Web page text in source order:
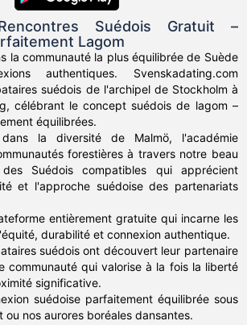
Suédois Gratuit –
Lagom
la communauté la plus équilibrée de Suède
authentiques. Svenskadating.com
suédois de l'archipel de Stockholm à
célébrant le concept suédois de lagom –
équilibrées.
la diversité de Malmö, l'académie
forestières à travers notre beau
Suédois compatibles qui apprécient
et l'approche suédoise des partenariats
entièrement gratuite qui incarne les
durabilité et connexion authentique.
suédois ont découvert leur partenaire
communauté qui valorise à la fois la liberté
significative.
suédoise parfaitement équilibrée sous
ou nos aurores boréales dansantes.